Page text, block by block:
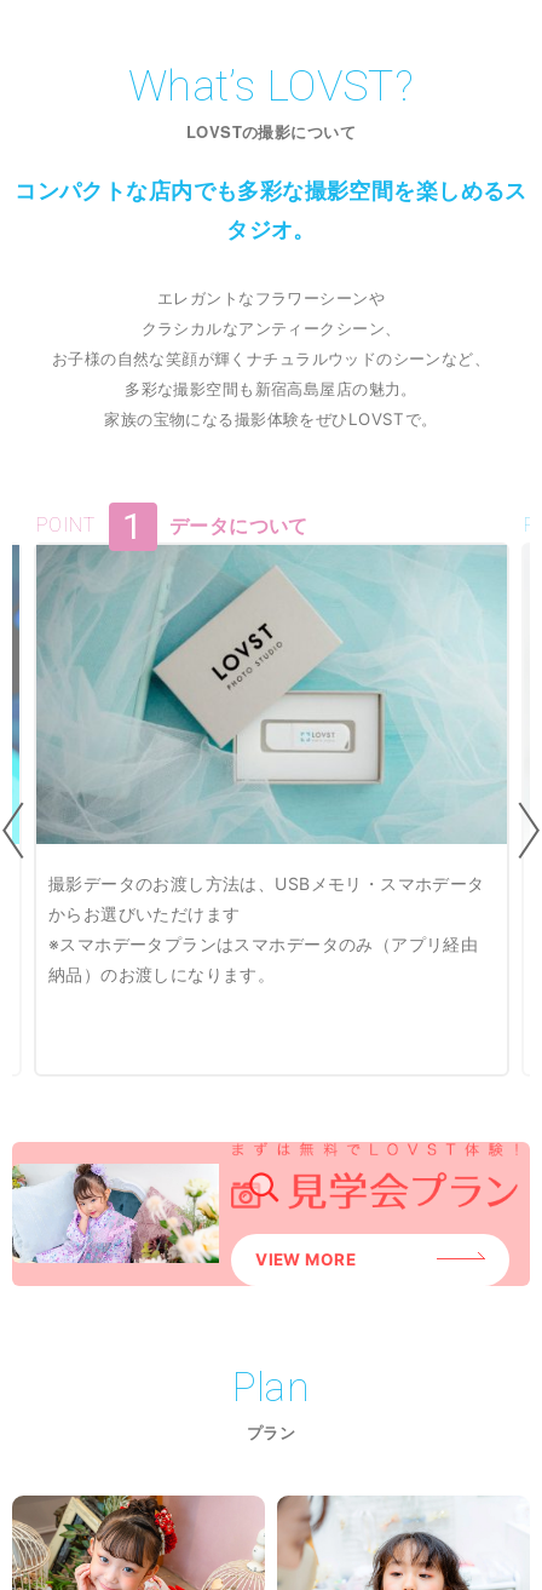
What’s LOVST?
LOVSTの撮影について
コンパクトな店内でも多彩な撮影空間を楽しめるス
タジオ。
エレガントなフラワーシーンや
クラシカルなアンティークシーン、
お子様の自然な笑顔が輝くナチュラルウッドのシーンなど、
多彩な撮影空間も新宿高島屋店の魅力。
家族の宝物になる撮影体験をぜひLOVSTで。
POINT 1 データについて
撮影データのお渡し方法は、USBメモリ・スマホデータ
からお選びいただけます
※スマホデータプランはスマホデータのみ（アプリ経由
納品）のお渡しになります。
VIEW MORE
Plan
プラン